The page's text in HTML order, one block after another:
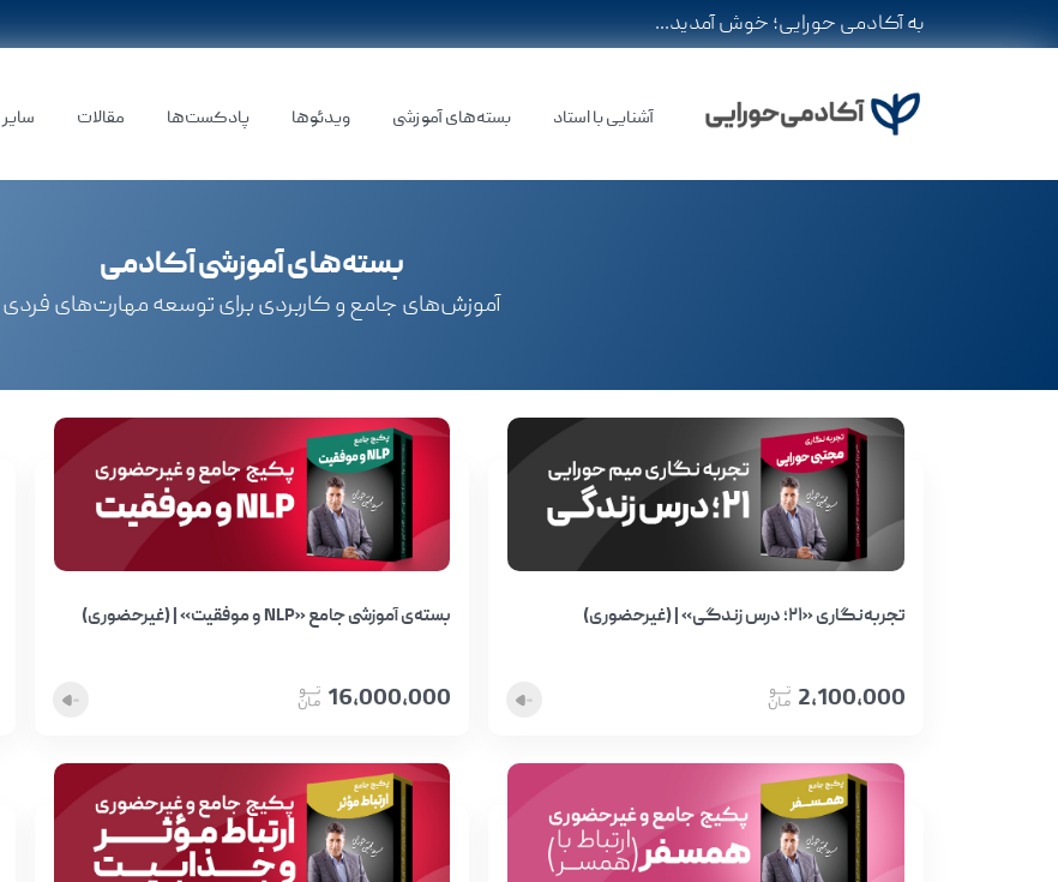
به آکادمی حورایی؛ خوش آمدید...
آشنایی با استاد بسته‌های آموزشی ویدئوها پادکست‌ها مقالات سایر
بسته‌های آموزشی آکادمی
آموزش‌های جامع و کاربردی برای توسعه مهارت‌های فردی
تجربه‌نگاری «۲۱؛ درس زندگی» | (غیرحضوری)
2,100,000
بسته‌ی آموزشی جامع «NLP و موفقیت» | (غیرحضوری)
16,000,000